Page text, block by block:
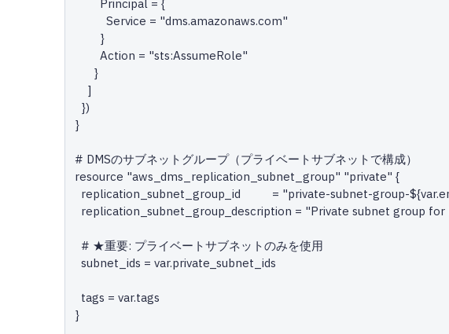
}
# DMSのサブネットグループ（プライベートサブネットで構成）
resource "aws_dms_replication_subnet_group" "private" {
}